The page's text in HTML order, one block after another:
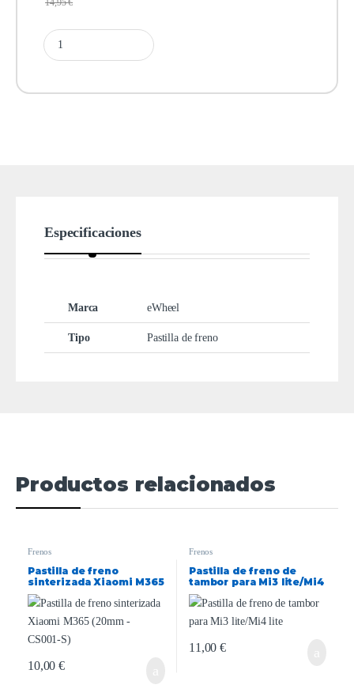
Especificaciones
Marca eWheel
Tipo Pastilla de freno
Productos relacionados
Frenos
Pastilla de freno
sinterizada Xiaomi M365
(20mm – CS001-S)
10,00€
Frenos
Pastilla de freno de
tambor para Mi3 lite/Mi4
lite
11,00€